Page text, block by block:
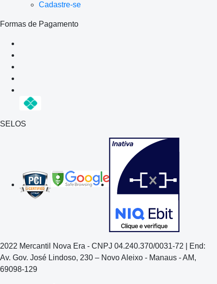
Cadastre-se
Formas de Pagamento
SELOS
2022 Mercantil Nova Era - CNPJ 04.240.370/0031-72 | End:
Av. Gov. José Lindoso, 230 – Novo Aleixo - Manaus - AM,
69098-129